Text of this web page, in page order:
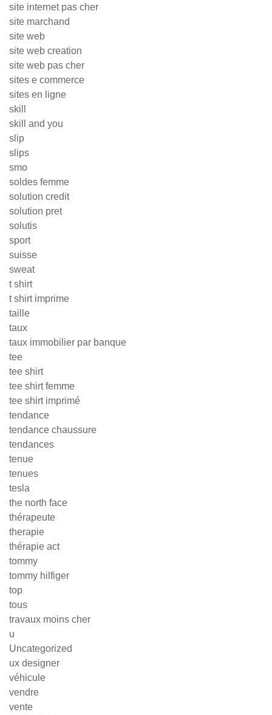
site internet pas cher
site marchand
site web
site web creation
site web pas cher
sites e commerce
sites en ligne
skill
skill and you
slip
slips
smo
soldes femme
solution credit
solution pret
solutis
sport
suisse
sweat
t shirt
t shirt imprime
taille
taux
taux immobilier par banque
tee
tee shirt
tee shirt femme
tee shirt imprimé
tendance
tendance chaussure
tendances
tenue
tenues
tesla
the north face
thérapeute
therapie
thérapie act
tommy
tommy hilfiger
top
tous
travaux moins cher
u
Uncategorized
ux designer
véhicule
vendre
vente